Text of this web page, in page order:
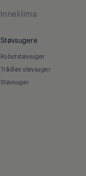
Inneklima
Støvsugere
Robotstøvsuger
Trådløs støvsuger
Støvsuger